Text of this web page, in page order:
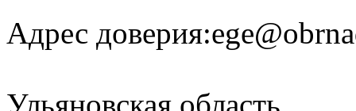
Адрес доверия:
Ульяновская область